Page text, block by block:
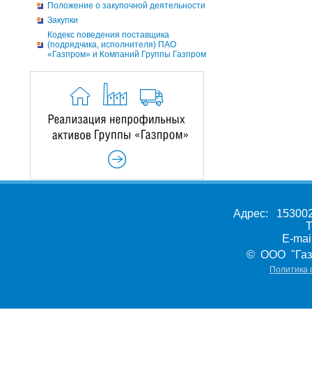
Положение о закупочной деятельности
Закупки
Кодекс поведения поставщика
(подрядчика, исполнителя) ПАО
«Газпром» и Компаний Группы Газпром
Адрес:
E-
© ООО
Политика